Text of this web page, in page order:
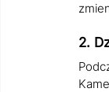
2.